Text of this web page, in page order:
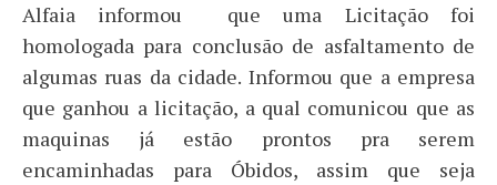
Alfaia informou que uma Licitação foi
homologada para conclusão de asfaltamento de
algumas ruas da cidade. Informou que a empresa
que ganhou a licitação, a qual comunicou que as
maquinas já estão prontos pra serem
encaminhadas para Óbidos, assim que seja